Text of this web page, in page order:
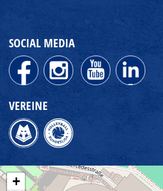
SOCIAL MEDIA
VEREINE
+